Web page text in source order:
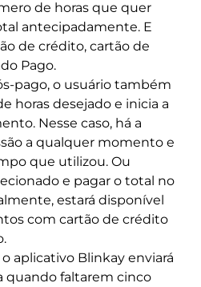
de horas que quer
antecipadamente. E
de crédito, cartão de
Pago.
pago, o usuário também
horas desejado e inicia a
Nesse caso, há a
a qualquer momento e
que utilizou. Ou
e pagar o total no
estará disponível
com cartão de crédito
aplicativo Blinkay enviará
quando faltarem cinco